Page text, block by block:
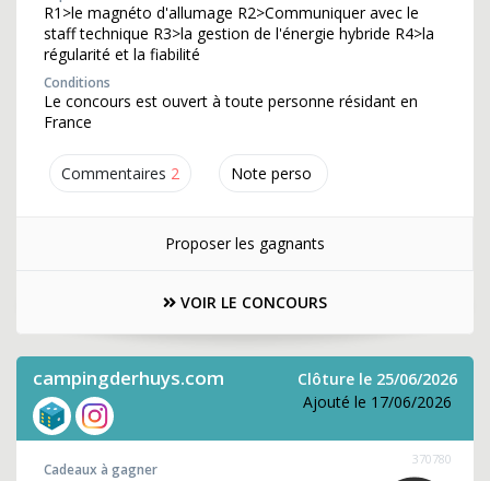
Commentaires 2 Note perso
R1>le magnéto d'allumage R2>Communiquer avec le
staff technique R3>la gestion de l'énergie hybride R4>la
régularité et la fiabilité
Conditions
Le concours est ouvert à toute personne résidant en
France
Proposer les gagnants
VOIR LE CONCOURS
campingderhuys.com
Clôture le 25/06/2026
Ajouté le 17/06/2026
370780
Cadeaux à gagner